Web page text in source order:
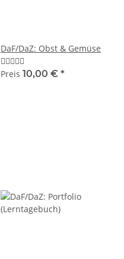
DaF/DaZ: Obst & Gemüse
Preis 10,00 € *